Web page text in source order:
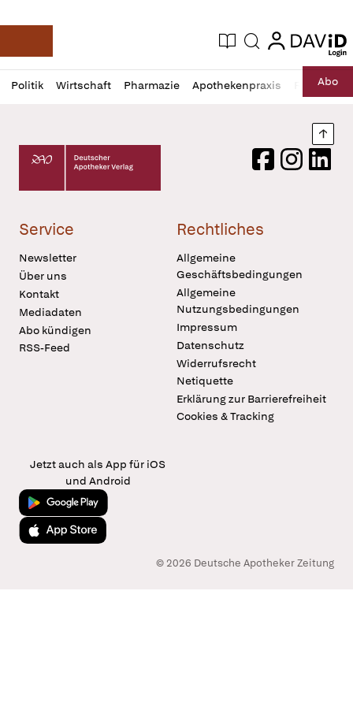
Deutsche Apotheker Zeitung
Aktuelle Ausgabe
Suche login
login
Politik Wirtschaft Pharmazie Apothekenpraxis RechtAbo
Profil
öffnen
Daz
Pur
Deutscher Apotheker Verlag Logo
FacebookInstagram
Service
Newsletter
Über uns
Kontakt
Mediadaten
Abo kündigen
RSS-Feed
Rechtliches
Allgemeine
Geschäftsbedingungen
Allgemeine
Nutzungsbedingungen
Impressum
Datenschutz
Widerrufsrecht
Netiquette
Erklärung zur Barrierefreiheit
Cookies & Tracking
Jetzt auch als App für iOS
und Android
Jetzt bei Google Play
Laden im App Store
© 2026 Deutsche Apotheker Zeitung